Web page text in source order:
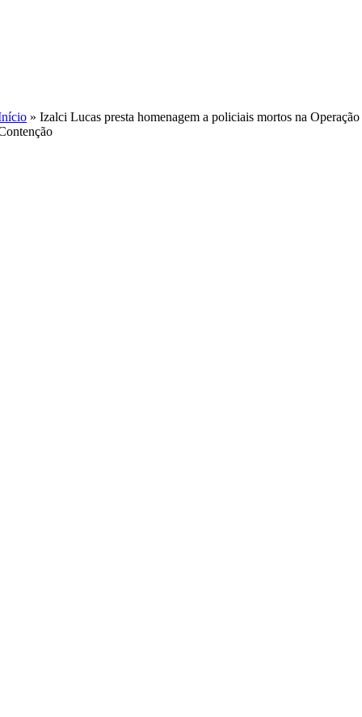
»Izalci Lucas presta homenagem a policiais mortos na Operação